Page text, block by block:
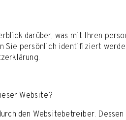
darüber, was mit Ihren
Sie persönlich identifiziert
Website?
den Websitebetreiber.